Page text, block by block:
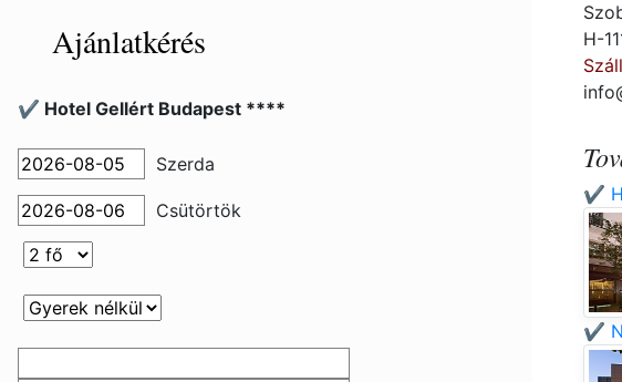
Ajánlatkérés
✔️ Hotel Gellért Budapest ****
Szerda
Csütörtök
H-
✔️
✔️